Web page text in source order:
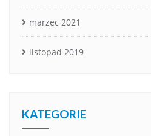
marzec 2021
listopad 2019
KATEGORIE